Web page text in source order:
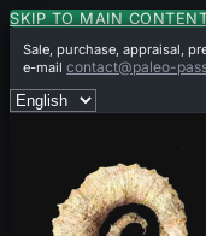
SKIP TO MAIN
Sale, purchase, appraisal,
e-mailcontact@paleo-